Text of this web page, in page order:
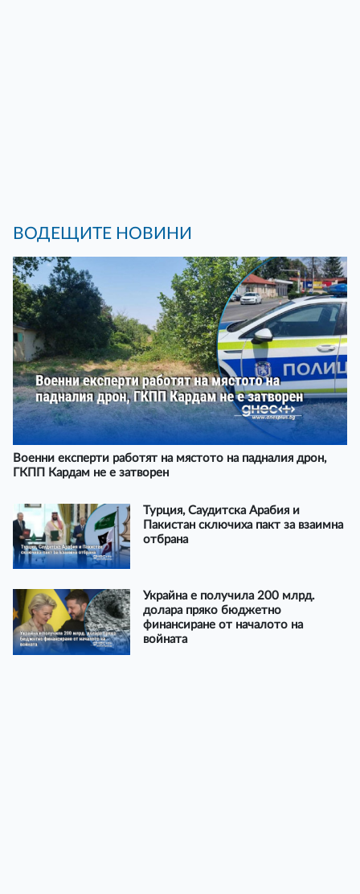
ВОДЕЩИТЕ НОВИНИ
Военни експерти работят на мястото на падналия дрон,
ГКПП Кардам не е затворен
Турция, Саудитска Арабия и
Пакистан сключиха пакт за взаимна
отбрана
Украйна е получила 200 млрд.
долара пряко бюджетно
финансиране от началото на
войната